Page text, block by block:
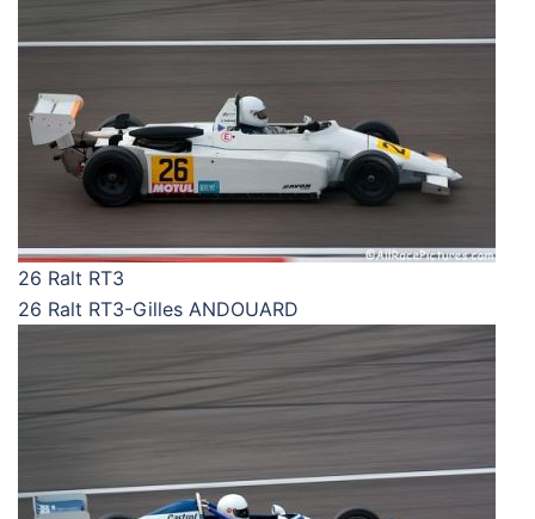
26 Ralt RT3
26 Ralt RT3-Gilles ANDOUARD